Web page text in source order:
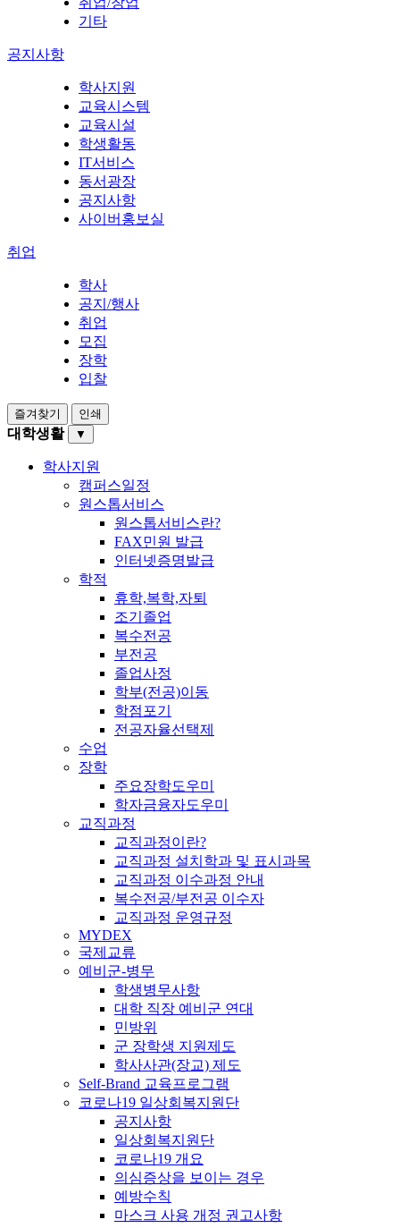
기타
공지사항
학사지원
교육시스템
교육시설
학생활동
IT서비스
동서광장
공지사항
사이버홍보실
취업
학사
공지/행사
취업
모집
장학
입찰
즐겨찾기 인쇄
대학생활 ▼
학사지원
캠퍼스일정
원스톱서비스
원스톱서비스란?
FAX민원 발급
인터넷증명발급
학적
휴학,복학,자퇴
조기졸업
복수전공
부전공
졸업사정
학부(전공)이동
학점포기
전공자율선택제
수업
장학
주요장학도우미
학자금융자도우미
교직과정
교직과정이란?
교직과정 설치학과 및 표시과목
교직과정 이수과정 안내
복수전공/부전공 이수자
교직과정 운영규정
MYDEX
국제교류
예비군-병무
학생병무사항
대학 직장 예비군 연대
민방위
군 장학생 지원제도
학사사관(장교) 제도
Self-Brand 교육프로그램
코로나19 일상회복지원단
공지사항
일상회복지원단
코로나19 개요
의심증상을 보이는 경우
예방수칙
마스크 사용 개정 권고사항